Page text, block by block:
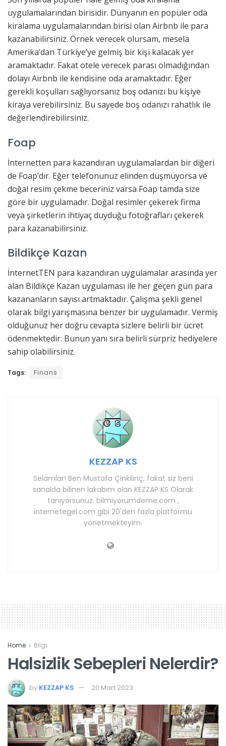
uygulamalarından birisidir. Dünyanın en popüler oda
kiralama uygulamalarından birisi olan Airbnb ile para
kazanabilirsiniz. Örnek verecek olursam, mesela
Amerika’dan Türkiye’ye gelmiş bir kişi kalacak yer
aramaktadır. Fakat otele verecek parası olmadığından
dolayı Airbnb ile kendisine oda aramaktadır. Eğer
gerekli koşulları sağlıyorsanız boş odanızı bu kişiye
kiraya verebilirsiniz. Bu sayede boş odanızı rahatlık ile
değerlendirebilirsiniz.
Foap
İnternetten para kazandıran uygulamalardan bir diğeri
de Foap’dır. Eğer telefonunuz elinden düşmüyorsa ve
doğal resim çekme beceriniz varsa Foap tamda size
göre bir uygulamadır. Doğal resimler çekerek firma
veya şirketlerin ihtiyaç duyduğu fotoğrafları çekerek
para kazanabilirsiniz.
Bildikçe Kazan
İnternetTEN para kazandıran uygulamalar arasında yer
alan Bildikçe Kazan uygulaması ile her geçen gün para
kazananların sayısı artmaktadır. Çalışma şekli genel
olarak bilgi yarışmasına benzer bir uygulamadır. Vermiş
olduğunuz her doğru cevapta sizlere belirli bir ücret
ödenmektedir. Bunun yanı sıra belirli sürpriz hediyelere
sahip olabilirsiniz.
Tags: Finans
KEZZAP KS
Selamlar! Ben Mustafa Çinkılınç, fakat siz beni
sanalda bilinen lakabım olan KEZZAP KS Olarak
tanıyorsunuz. bilmiyorumdeme.com ,
internetegel.com gibi 20'den fazla platformu
yönetmekteyim.
Home Bilgi
Halsizlik Sebepleri Nelerdir?
by KEZZAP KS 20 Mart 2023